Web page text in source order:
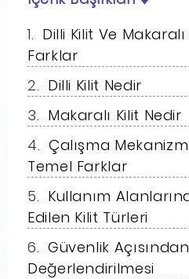
Dilli Kilit Ve
Farklar
Dilli Kilit Nedir
Makaralı Kilit Nedir
Çalışma
Temel Farklar
Kullanım
Edilen Kilit Türleri
Güvenlik
Değerlendirilmesi